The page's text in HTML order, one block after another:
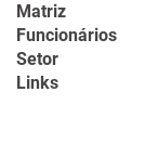
Matriz
Funcionários
Setor
Links